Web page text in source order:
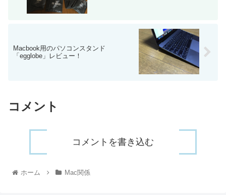
Macbook用のパソコンスタンド
「egglobe」レビュー！
コメント
コメントを書き込む
ホーム Mac関係